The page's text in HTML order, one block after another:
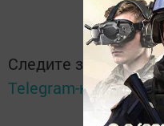
Следите за самым
Telegram-канале